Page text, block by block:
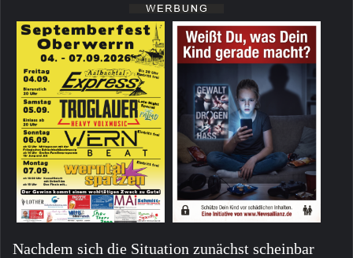
Nachdem sich die Situation zunächst scheinbar